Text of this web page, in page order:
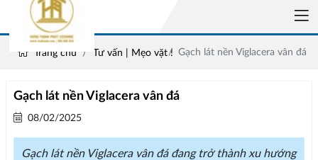
Trang chủ Tư vấn | Mẹo vặt ! Gạch lát nền Viglacera vân đá
Gạch lát nền Viglacera vân đá
08/02/2025
Gạch lát nền Viglacera vân đá đang trở thành xu hướng